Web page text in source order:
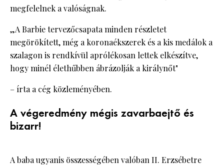
megfelelnek a valóságnak.
„A Barbie tervezőcsapata minden részletet
megörökített, még a koronaékszerek és a kis medálok a
szalagon is rendkívül aprólékosan lettek elkészítve,
hogy minél élethűbben ábrázolják a királynőt"
– írta a cég közleményében.
A végeredmény mégis zavarbaejtő és
bizarr!
A baba ugyanis összességében valóban II. Erzsébetre